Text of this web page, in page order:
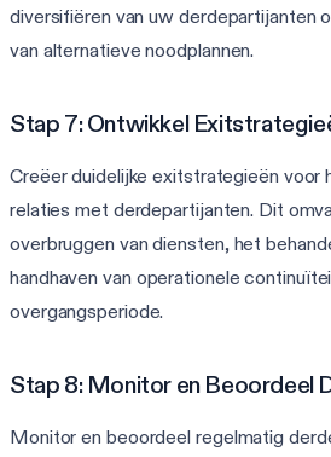
diversifiëren van uw derdepartijanten
van alternatieve noodplannen.
Stap 7: Ontwikkel
Creëer duidelijke exitstrategieën voor
relaties met derdepartijanten. Dit
overbruggen van diensten, het
handhaven van operationele
overgangsperiode.
Stap 8: Monitor en Beoordeel
Monitor en beoordeel regelmatig